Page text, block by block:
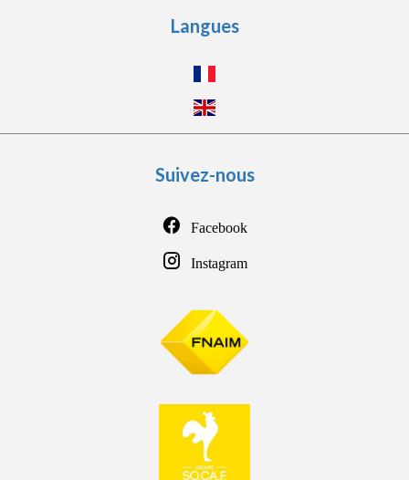
Langues
Suivez-nous
Facebook
Instagram